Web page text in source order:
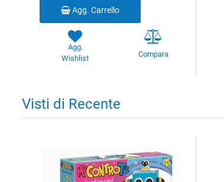
Agg. Carrello
Agg.
Wishlist
Compara
Visti di Recente